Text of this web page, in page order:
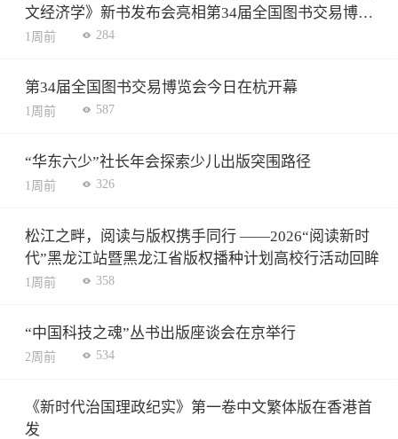
文经济学》新书发布会亮相第34届全国图书交易博览
会
1周前 284
第34届全国图书交易博览会今日在杭开幕
1周前 587
“华东六少”社长年会探索少儿出版突围路径
1周前 326
松江之畔，阅读与版权携手同行 ——2026“阅读新时
代”黑龙江站暨黑龙江省版权播种计划高校行活动回眸
1周前 358
“中国科技之魂”丛书出版座谈会在京举行
2周前 534
《新时代治国理政纪实》第一卷中文繁体版在香港首
发